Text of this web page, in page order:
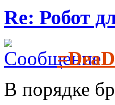
Re: Робот
В порядке